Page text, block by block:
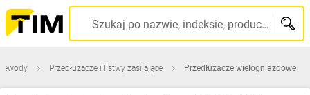
Szukaj po nazwie, indeksie, producencie, kodzie kreskowym...
Przedłużacze i listwy zasilające Przedłużacze wielogniazdowe